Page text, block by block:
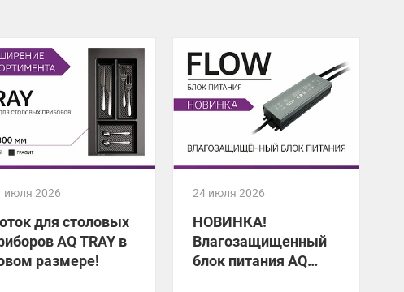
июля 2026
для столовых
AQ TRAY в
размере!
24 июля 2026
НОВИНКА!
Влагозащищенный
блок питания AQ